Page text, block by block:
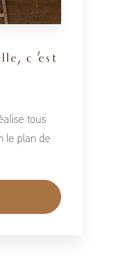
c 'est
tous
le plan de